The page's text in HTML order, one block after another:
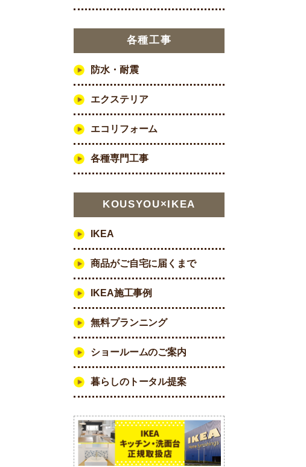
各種工事
防水・耐震
エクステリア
エコリフォーム
各種専門工事
KOUSYOU×IKEA
IKEA
商品がご自宅に届くまで
IKEA施工事例
無料プランニング
ショールームのご案内
暮らしのトータル提案